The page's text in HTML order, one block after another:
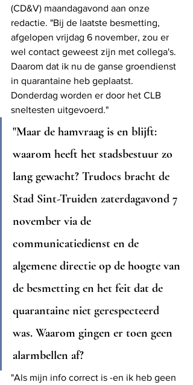
(CD&V) maandagavond aan onze
redactie. "Bij de laatste besmetting,
afgelopen vrijdag 6 november, zou er
wel contact geweest zijn met collega's.
Daarom dat ik nu de ganse groendienst
in quarantaine heb geplaatst.
Donderdag worden er door het CLB
sneltesten uitgevoerd."
"Maar de hamvraag is en blijft:
waarom heeft het stadsbestuur zo
lang gewacht? Trudocs bracht de
Stad Sint-Truiden zaterdagavond 7
november via de
communicatiedienst en de
algemene directie op de hoogte van
de besmetting en het feit dat de
quarantaine niet gerespecteerd
was. Waarom gingen er toen geen
alarmbellen af?
"Als mijn info correct is -en ik heb geen